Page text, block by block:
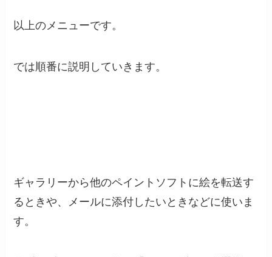
以上のメニューです。
では順番に説明していきます。
ギャラリーから他のペイントソフトに絵を転送す
るときや、
メールに添付 したいときなどに使いま
す。